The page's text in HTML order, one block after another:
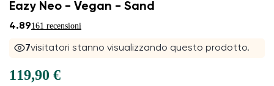
Eazy Neo - Vegan - Sand
4.89161 recensioni
7visitatori stanno visualizzando questo prodotto.
119,90 €